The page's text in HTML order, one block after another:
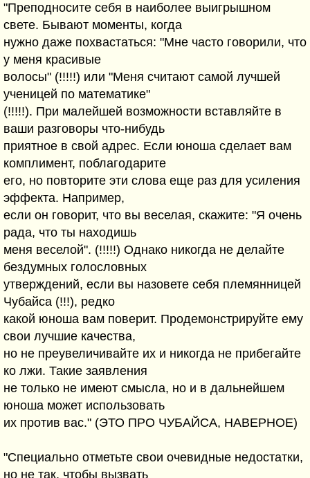
"Преподносите себя в наиболее выигрышном
свете. Бывают моменты, когда
нужно даже похвастаться: "Мне часто говорили, что
у меня красивые
волосы" (!!!!!) или "Меня считают самой лучшей
ученицей по математике"
(!!!!!). При малейшей возможности вставляйте в
ваши разговоры что-нибудь
приятное в свой адрес. Если юноша сделает вам
комплимент, поблагодарите
его, но повторите эти слова еще раз для усиления
эффекта. Например,
если он говорит, что вы веселая, скажите: "Я очень
рада, что ты находишь
меня веселой". (!!!!!) Однако никогда не делайте
бездумных голословных
утверждений, если вы назовете себя племянницей
Чубайса (!!!), редко
какой юноша вам поверит. Продемонстрируйте ему
свои лучшие качества,
но не преувеличивайте их и никогда не прибегайте
ко лжи. Такие заявления
не только не имеют смысла, но и в дальнейшем
юноша может использовать
их против вас." (ЭТО ПРО ЧУБАЙСА, НАВЕРНОЕ)
"Специально отметьте свои очевидные недостатки,
но не так, чтобы вызвать